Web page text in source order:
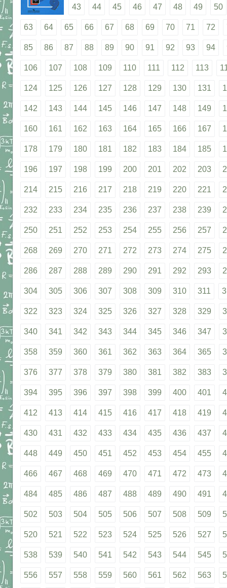
43 44 45 46 47 48 49 50
63 64 65 66 67 68 69 70 71 72
85 86 87 88 89 90 91 92 93 94
106 107 108 109 110 111 112 113
124 125 126 127 128 129 130 131
142 143 144 145 146 147 148 149
160 161 162 163 164 165 166 167
178 179 180 181 182 183 184 185
196 197 198 199 200 201 202 203
214 215 216 217 218 219 220 221
232 233 234 235 236 237 238 239
250 251 252 253 254 255 256 257
268 269 270 271 272 273 274 275
286 287 288 289 290 291 292 293
304 305 306 307 308 309 310 311
322 323 324 325 326 327 328 329
340 341 342 343 344 345 346 347
358 359 360 361 362 363 364 365
376 377 378 379 380 381 382 383
394 395 396 397 398 399 400 401
412 413 414 415 416 417 418 419
430 431 432 433 434 435 436 437
448 449 450 451 452 453 454 455
466 467 468 469 470 471 472 473
484 485 486 487 488 489 490 491
502 503 504 505 506 507 508 509
520 521 522 523 524 525 526 527
538 539 540 541 542 543 544 545
556 557 558 559 560 561 562 563